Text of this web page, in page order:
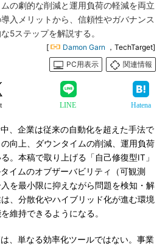
の劇的な削減と運用負荷の軽減を両立
入メリットから、信頼性やガバナンス
5ステップを解説する。
[ Damon Garn ，TechTarget]
PC用表示
関連情報
LINE Hatena
、企業は従来の自動化を超えた手法で
向上、ダウンタイムの削減、運用負荷
。本稿で取り上げる「自己修復型IT」
イムのオブザーバビリティ（可観測
を最小限に抑えながら問題を検知・解
、分散化やハイブリッド化が進む環境
維持できるようになる。
、単なる効率化ツールではない。事業